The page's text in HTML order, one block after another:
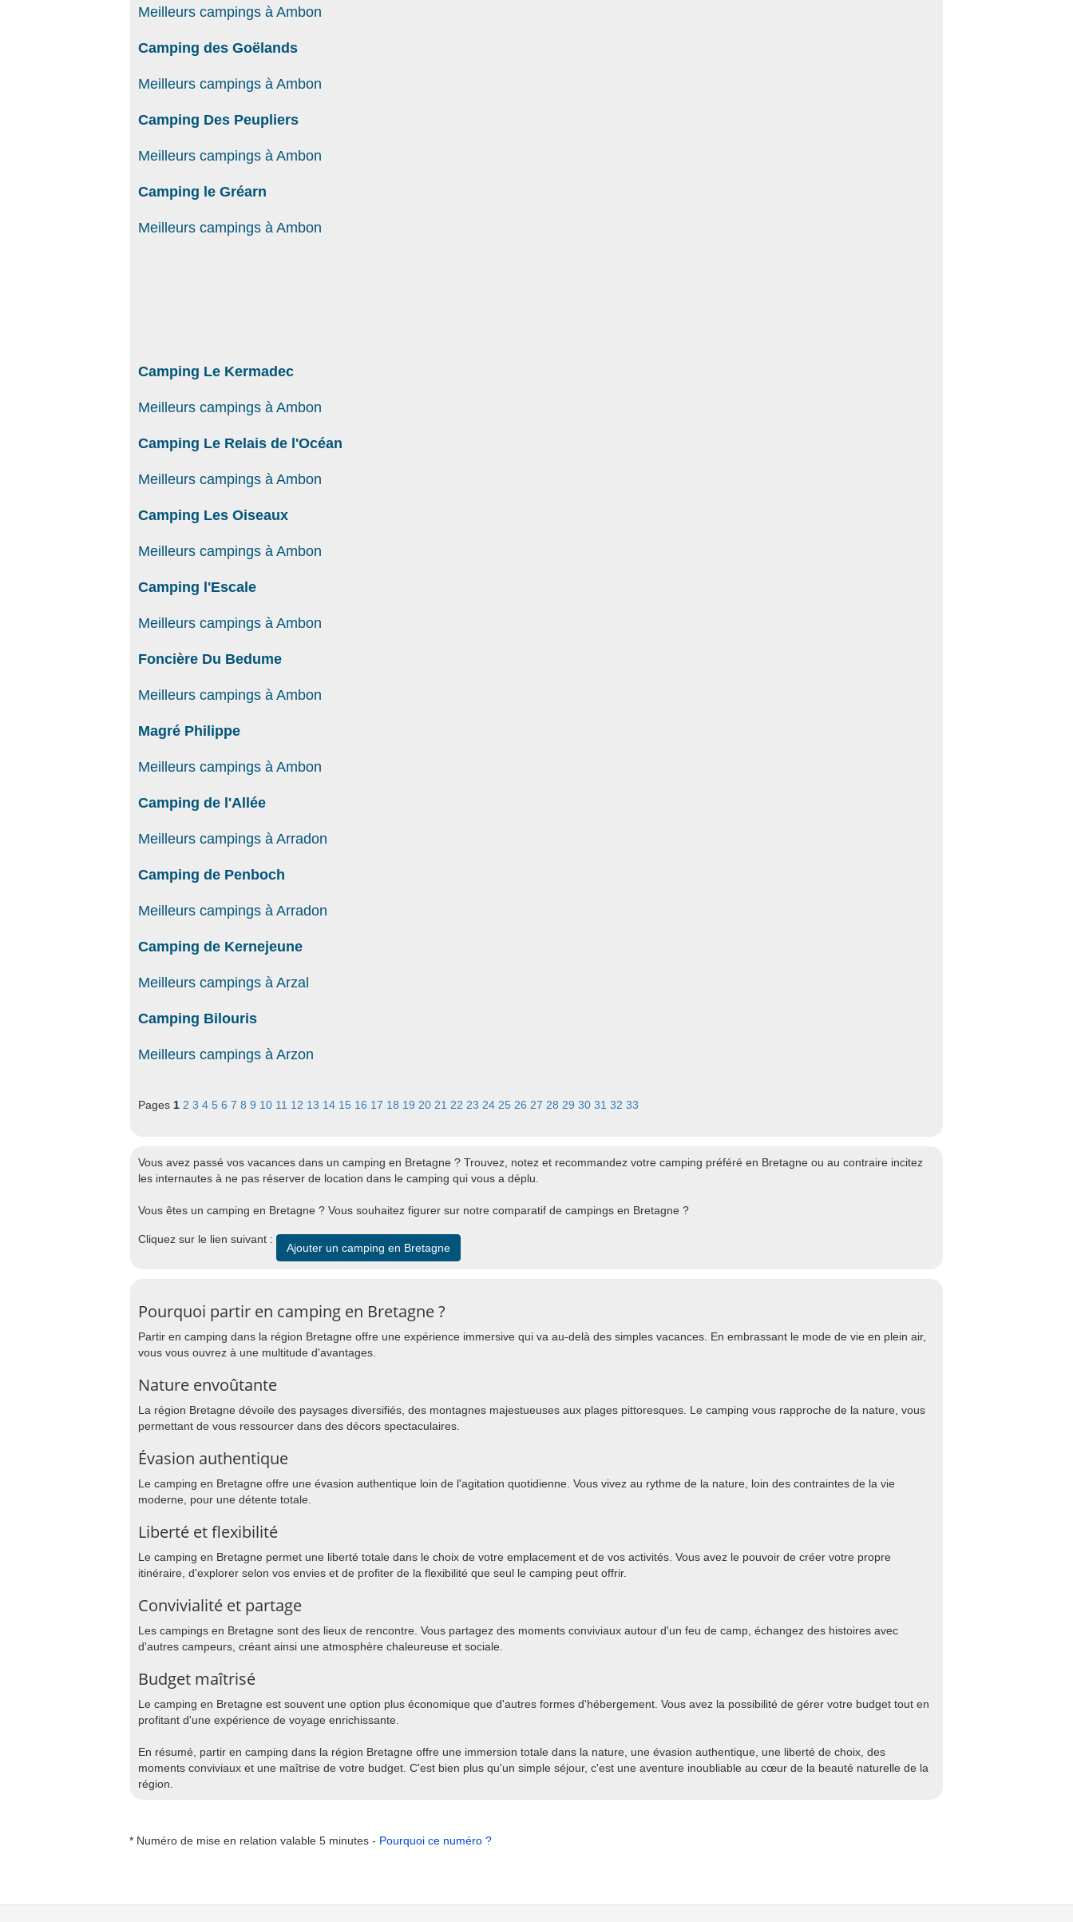
Meilleurs campings à Ambon
Camping des Goëlands
Meilleurs campings à Ambon
Camping Des Peupliers
Meilleurs campings à Ambon
Camping le Gréarn
Meilleurs campings à Ambon
Camping Le Kermadec
Meilleurs campings à Ambon
Camping Le Relais de l'Océan
Meilleurs campings à Ambon
Camping Les Oiseaux
Meilleurs campings à Ambon
Camping l'Escale
Meilleurs campings à Ambon
Foncière Du Bedume
Meilleurs campings à Ambon
Magré Philippe
Meilleurs campings à Ambon
Camping de l'Allée
Meilleurs campings à Arradon
Camping de Penboch
Meilleurs campings à Arradon
Camping de Kernejeune
Meilleurs campings à Arzal
Camping Bilouris
Meilleurs campings à Arzon
Pages 1 2 3 4 5 6 7 8 9 10 11 12 13 14 15 16 17 18 19 20 21 22 23 24 25 26 27 28 29 30 31 32 33
Vous avez passé vos vacances dans un camping en Bretagne ? Trouvez, notez et recommandez votre camping préféré en Bretagne ou au contraire incitez
les internautes à ne pas réserver de location dans le camping qui vous a déplu.
Vous êtes un camping en Bretagne ? Vous souhaitez figurer sur notre comparatif de campings en Bretagne ?
Cliquez sur le lien suivant :
Ajouter un camping en Bretagne
Pourquoi partir en camping en Bretagne ?
Partir en camping dans la région Bretagne offre une expérience immersive qui va au-delà des simples vacances. En embrassant le mode de vie en plein air,
vous vous ouvrez à une multitude d'avantages.
Nature envoûtante
La région Bretagne dévoile des paysages diversifiés, des montagnes majestueuses aux plages pittoresques. Le camping vous rapproche de la nature, vous
permettant de vous ressourcer dans des décors spectaculaires.
Évasion authentique
Le camping en Bretagne offre une évasion authentique loin de l'agitation quotidienne. Vous vivez au rythme de la nature, loin des contraintes de la vie
moderne, pour une détente totale.
Liberté et flexibilité
Le camping en Bretagne permet une liberté totale dans le choix de votre emplacement et de vos activités. Vous avez le pouvoir de créer votre propre
itinéraire, d'explorer selon vos envies et de profiter de la flexibilité que seul le camping peut offrir.
Convivialité et partage
Les campings en Bretagne sont des lieux de rencontre. Vous partagez des moments conviviaux autour d'un feu de camp, échangez des histoires avec
d'autres campeurs, créant ainsi une atmosphère chaleureuse et sociale.
Budget maîtrisé
Le camping en Bretagne est souvent une option plus économique que d'autres formes d'hébergement. Vous avez la possibilité de gérer votre budget tout en
profitant d'une expérience de voyage enrichissante.
En résumé, partir en camping dans la région Bretagne offre une immersion totale dans la nature, une évasion authentique, une liberté de choix, des
moments conviviaux et une maîtrise de votre budget. C'est bien plus qu'un simple séjour, c'est une aventure inoubliable au cœur de la beauté naturelle de la
région.
* Numéro de mise en relation valable 5 minutes - Pourquoi ce numéro ?